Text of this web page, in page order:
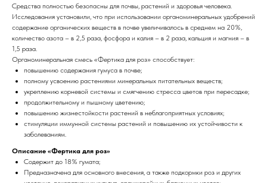
Средства полностью безопасны для почвы, растений и здоровья человека.
Исследования установили, что при использовании органоминеральных удобрений
содержание органических веществ в почве увеличивалось в среднем на 20%,
количество азота – в 2,5 раза, фосфора и калия – в 2 раза, кальция и магния – в
1,5 раза.
Органоминеральная смесь «Фертика для роз» способствует:
повышению содержания гумуса в почве;
полному усвоению растениями минеральных питательных веществ;
укреплению корневой системы и смягчению стресса цветов при пересадке;
продолжительному и пышному цветению;
повышению жизнестойкости растений в неблагоприятных условиях;
стимуляции иммунной системы растений и повышению их устойчивости к
заболеваниям.
Описание «Фертика для роз»
Содержит до 18% гумата;
Предназначена для основного внесения, а также подкормки роз и других